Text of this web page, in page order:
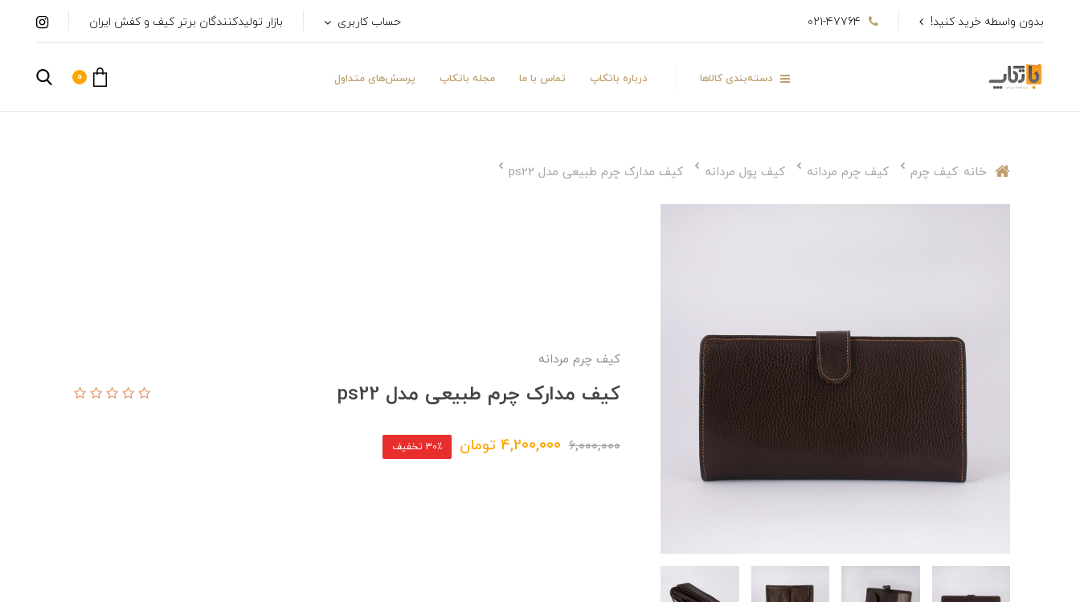
بدون واسطه خرید کنید! 021-47764 حساب کاربری بازار تولیدکنندگان برتر کیف و کفش ایران
دسته‌بندی کالاها درباره باتکاپ تماس با ما مجله باتکاپ پرسش‌های متداول 0
خانه کیف چرم کیف چرم مردانه کیف پول مردانه کیف مدارک چرم طبیعی مدل ps22
کیف چرم مردانه
کیف مدارک چرم طبیعی مدل ps22
6,000,000
4,200,000 تومان 30٪ تخفیف